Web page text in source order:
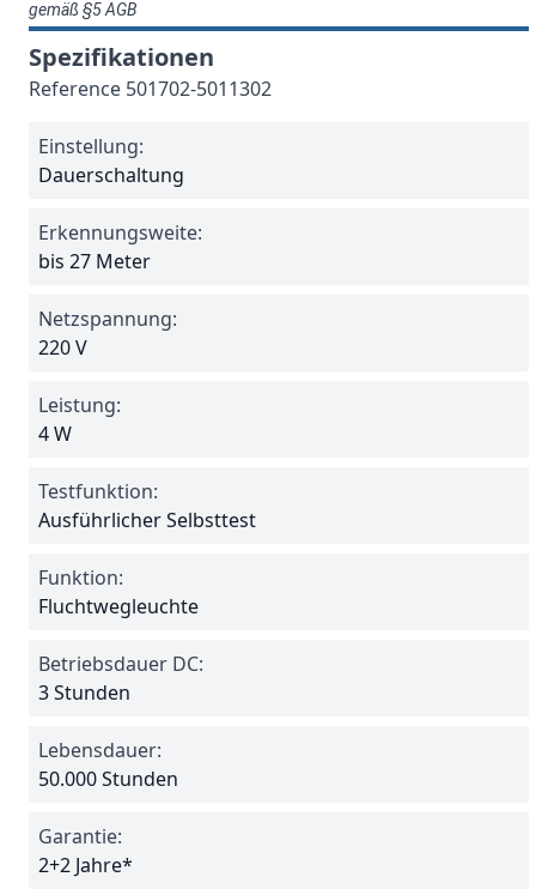
gemäß §5 AGB
Spezifikationen
Reference 501702-5011302
Einstellung:
Dauerschaltung
Erkennungsweite:
bis 27 Meter
Netzspannung:
220 V
Leistung:
4 W
Testfunktion:
Ausführlicher Selbsttest
Funktion:
Fluchtwegleuchte
Betriebsdauer DC:
3 Stunden
Lebensdauer:
50.000 Stunden
Garantie:
2+2 Jahre*